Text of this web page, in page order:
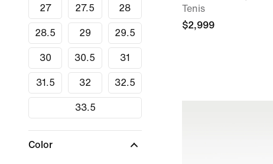
27 27.5 28
28.5 29 29.5
30 30.5 31
31.5 32 32.5
33.5
Color
Tenis
$2,999